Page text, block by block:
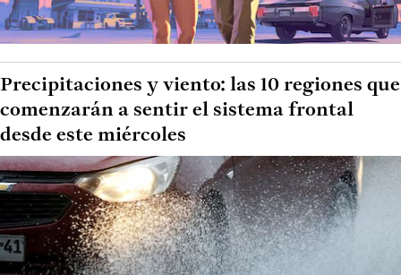
Precipitaciones y viento: las 10 regiones que
comenzarán a sentir el sistema frontal
desde este miércoles